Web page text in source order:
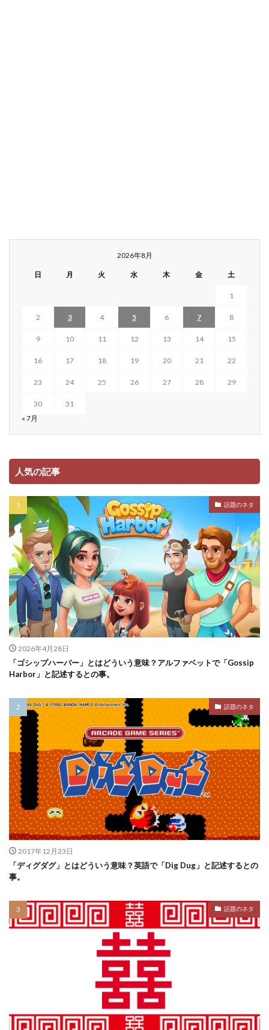
2026年8月
日 月 火 水 木 金 土
1
2 3 4 5 6 7 8
9 10 11 12 13 14 15
16 17 18 19 20 21 22
23 24 25 26 27 28 29
30
31
« 7月
人気の記事
話題のネタ
2026年4月28日
「ゴシップハーバー」とはどういう意味？アルファベットで「Gossip
Harbor」と記述するとの事。
話題のネタ
2017年12月23日
「ディグダグ」とはどういう意味？英語で「Dig Dug」と記述するとの
事。
話題のネタ